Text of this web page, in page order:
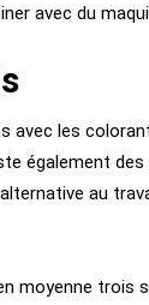
avec du
avec les
également
au
trois